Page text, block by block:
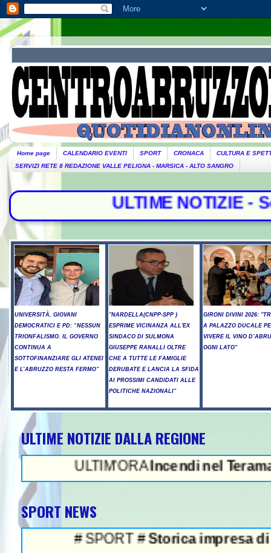
Home page CALENDARIO EVENTI SPORT CRONACA
CULTURA E
SERVIZI RETE 8 REDAZIONE VALLE PELIGNA - MARSICA - ALTO SANGRO
ULTIME NOTIZIE - Scontro
UNIVERSITÀ, GIOVANI
DEMOCRATICI E PD: “NESSUN
TRIONFALISMO. IL GOVERNO
CONTINUA A
SOTTOFINANZIARE GLI ATENEI
E L’ABRUZZO RESTA FERMO”
"NARDELLA(CNPP-SPP )
ESPRIME VICINANZA ALL'EX
SINDACO DI SULMONA
GIUSEPPE RANALLI OLTRE
CHE A TUTTE LE FAMIGLIE
DERUBATE E LANCIA LA SFIDA
AI PROSSIMI CANDIDATI ALLE
POLITICHE NAZIONALI"
GIRONI DIVINI 2026:
A PALAZZO DUCALE
VIVERE IL VINO
OGNI LATO"
ULTIME NOTIZIE DALLA REGIONE
ULTIM'ORAIncendi nel Teramano,
SPORT NEWS
# SPORT #Storica impresa di
NEWS IN